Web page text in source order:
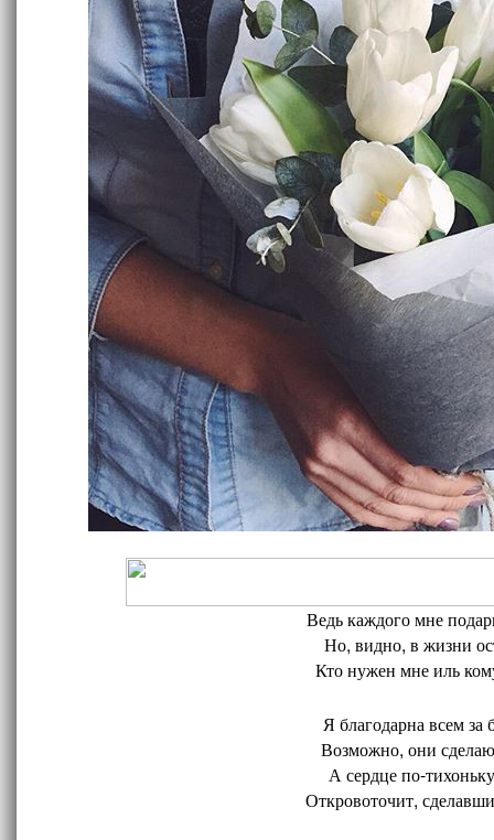
Ведь каждого мне
Но, видно, в жизни
Кто нужен мне иль
Я благодарна всем за
Возможно, они
А сердце по-
Откровоточит,